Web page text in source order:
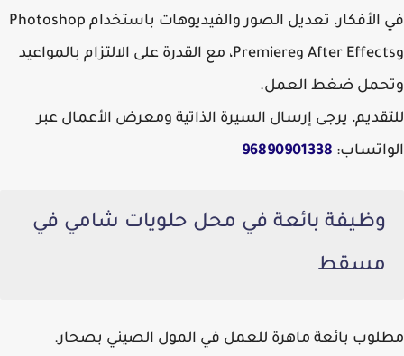
في الأفكار، تعديل الصور والفيديوهات باستخدام Photoshop
وAfter Effects وPremiere، مع القدرة على الالتزام بالمواعيد
وتحمل ضغط العمل.
للتقديم، يرجى إرسال السيرة الذاتية ومعرض الأعمال عبر
الواتساب: 96890901338
وظيفة بائعة في محل حلويات شامي في
مسقط
مطلوب بائعة ماهرة للعمل في المول الصيني بصحار.